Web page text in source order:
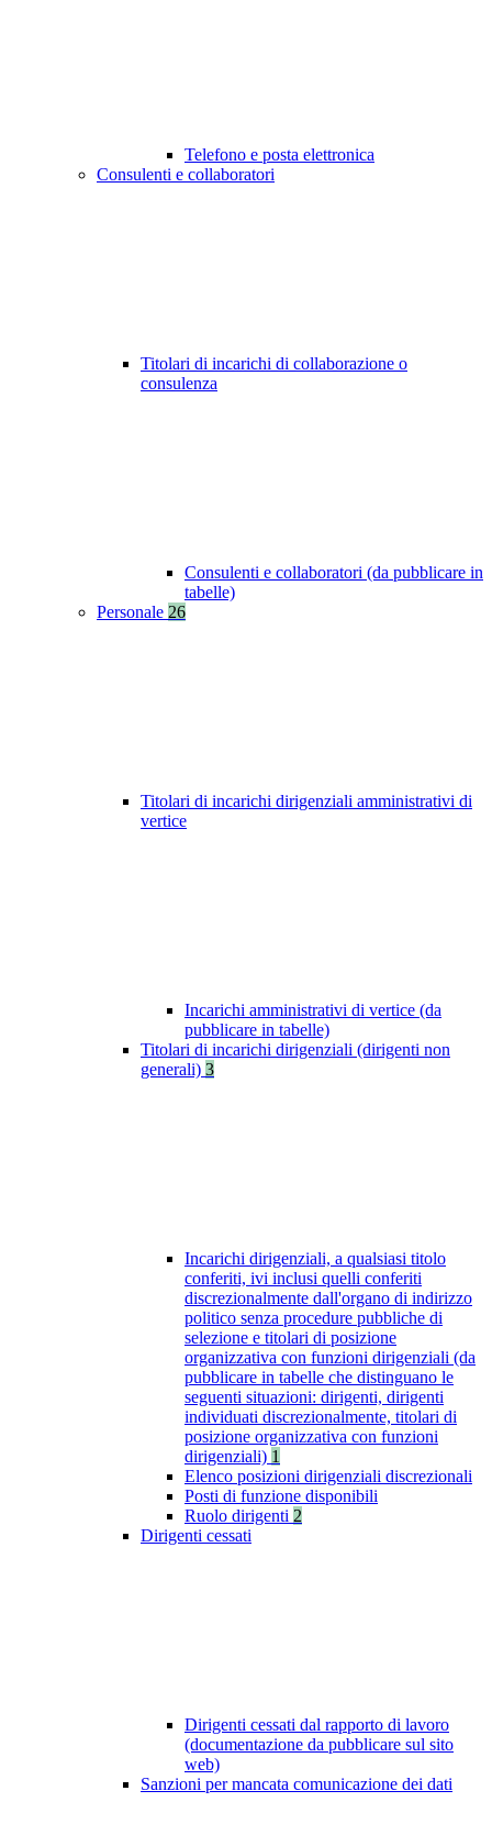
Telefono e posta elettronica
Consulenti e collaboratori
Titolari di incarichi di collaborazione o
consulenza
Consulenti e collaboratori (da pubblicare in
tabelle)
Personale 26
Titolari di incarichi dirigenziali amministrativi di
vertice
Incarichi amministrativi di vertice (da
pubblicare in tabelle)
Titolari di incarichi dirigenziali (dirigenti non
generali) 3
Incarichi dirigenziali, a qualsiasi titolo
conferiti, ivi inclusi quelli conferiti
discrezionalmente dall'organo di indirizzo
politico senza procedure pubbliche di
selezione e titolari di posizione
organizzativa con funzioni dirigenziali (da
pubblicare in tabelle che distinguano le
seguenti situazioni: dirigenti, dirigenti
individuati discrezionalmente, titolari di
posizione organizzativa con funzioni
dirigenziali) 1
Elenco posizioni dirigenziali discrezionali
Posti di funzione disponibili
Ruolo dirigenti 2
Dirigenti cessati
Dirigenti cessati dal rapporto di lavoro
(documentazione da pubblicare sul sito
web)
Sanzioni per mancata comunicazione dei dati